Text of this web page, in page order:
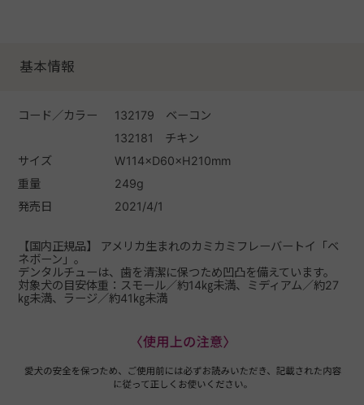
基本情報
コード／カラー
132179 ベーコン
132181 チキン
サイズ
W114×D60×H210mm
重量
249g
発売日
2021/4/1
【国内正規品】 アメリカ生まれのカミカミフレーバートイ「ベ
ネボーン」。
デンタルチューは、歯を清潔に保つため凹凸を備えています。
対象犬の目安体重：スモール／約14㎏未満、ミディアム／約27
㎏未満、ラージ／約41㎏未満